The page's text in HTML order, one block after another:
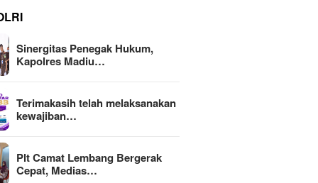
Sinergitas Penegak Hukum,
Kapolres Madiu…
Terimakasih telah melaksanakan
kewajiban…
Plt Camat Lembang Bergerak
Cepat, Medias…